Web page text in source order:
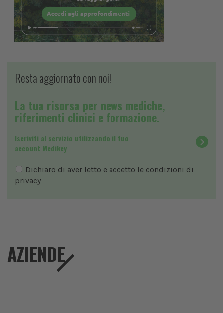
Resta aggiornato con noi!
La tua risorsa per news mediche,
riferimenti clinici e formazione.
Iscriviti al servizio utilizzando il tuo
account Medikey
Dichiaro di aver letto e accetto le condizioni di
privacy
AZIENDE